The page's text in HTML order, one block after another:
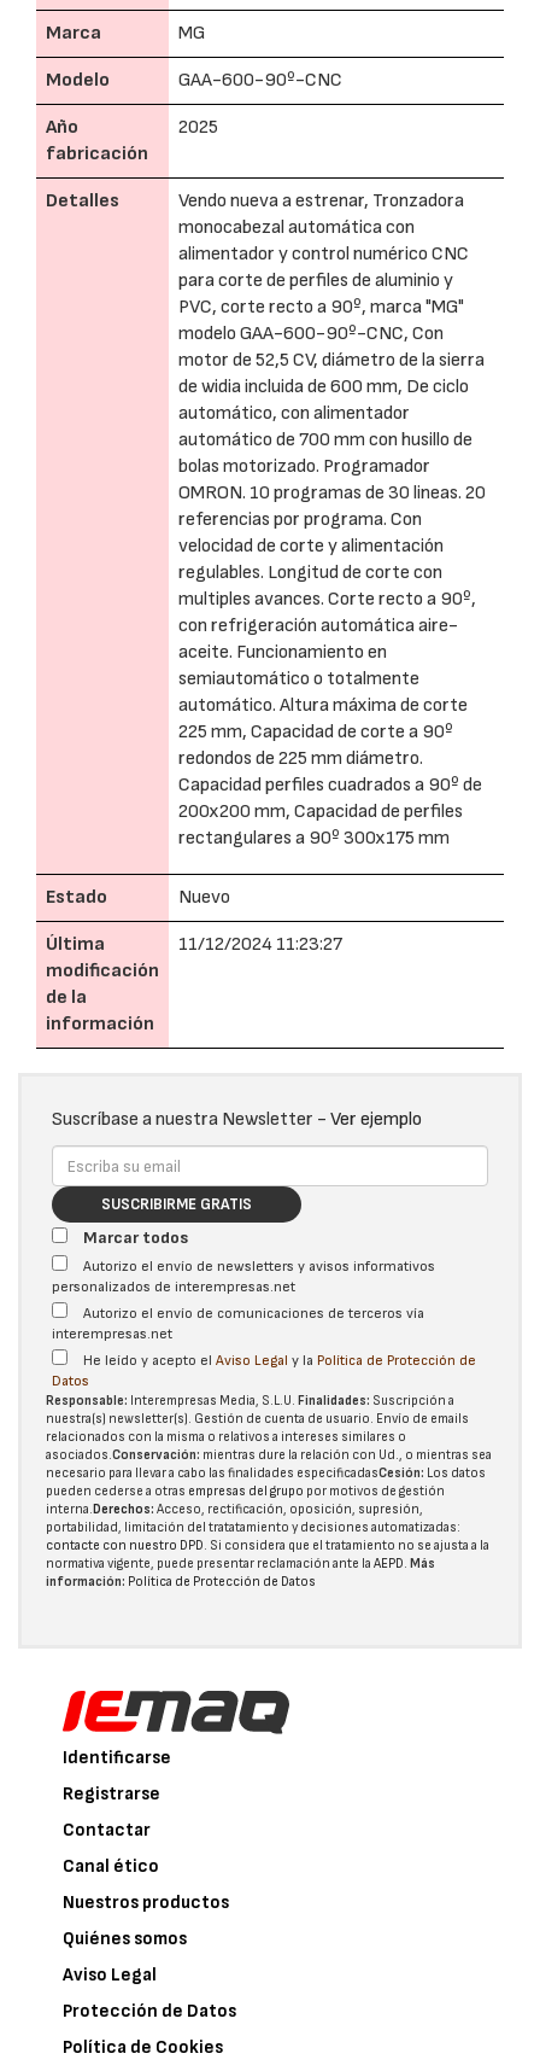
Marca MG
Modelo GAA-600-90º-CNC
Año
fabricación
2025
Detalles
Vendo nueva a estrenar, Tronzadora
monocabezal automática con
alimentador y control numérico CNC
para corte de perfiles de aluminio y
PVC, corte recto a 90º, marca "MG"
modelo GAA-600-90º-CNC, Con
motor de 52,5 CV, diámetro de la sierra
de widia incluida de 600 mm, De ciclo
automático, con alimentador
automático de 700 mm con husillo de
bolas motorizado. Programador
OMRON. 10 programas de 30 lineas. 20
referencias por programa. Con
velocidad de corte y alimentación
regulables. Longitud de corte con
multiples avances. Corte recto a 90º,
con refrigeración automática aire-
aceite. Funcionamiento en
semiautomático o totalmente
automático. Altura máxima de corte
225 mm, Capacidad de corte a 90º
redondos de 225 mm diámetro.
Capacidad perfiles cuadrados a 90º de
200x200 mm, Capacidad de perfiles
rectangulares a 90º 300x175 mm
Estado Nuevo
Última
modificación
de la
información
11/12/2024 11:23:27
Suscríbase a nuestra Newsletter - Ver ejemplo
SUSCRIBIRME GRATIS
Marcar todos
Autorizo el envío de newsletters y avisos informativos
personalizados de interempresas.net
Autorizo el envío de comunicaciones de terceros vía
interempresas.net
He leído y acepto el Aviso Legal y la Política de Protección de
Datos
Responsable: Interempresas Media, S.L.U. Finalidades: Suscripción a
nuestra(s) newsletter(s). Gestión de cuenta de usuario. Envío de emails
relacionados con la misma o relativos a intereses similares o
asociados.Conservación: mientras dure la relación con Ud., o mientras sea
necesario para llevar a cabo las finalidades especificadasCesión: Los datos
pueden cederse a otras empresas del grupo por motivos de gestión
interna.Derechos: Acceso, rectificación, oposición, supresión,
portabilidad, limitación del tratatamiento y decisiones automatizadas:
contacte con nuestro DPD. Si considera que el tratamiento no se ajusta a la
normativa vigente, puede presentar reclamación ante la AEPD. Más
información: Política de Protección de Datos
Identificarse
Registrarse
Contactar
Canal ético
Nuestros productos
Quiénes somos
Aviso Legal
Protección de Datos
Política de Cookies